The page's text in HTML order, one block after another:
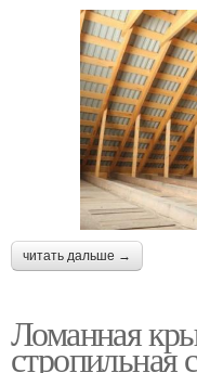
читать дальше →
Ломанная
стропильная